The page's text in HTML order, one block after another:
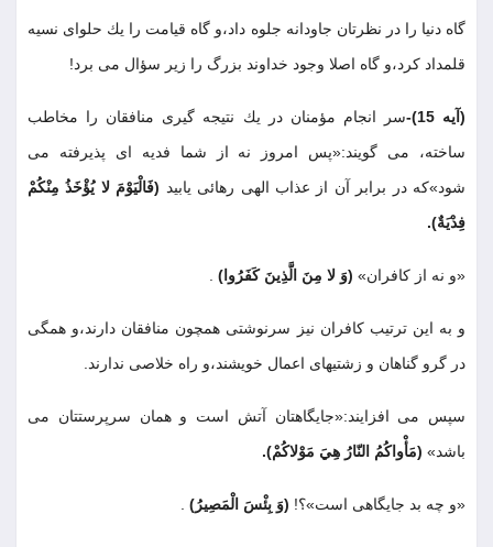
گاه دنيا را در نظرتان جاودانه جلوه داد،و گاه قيامت را يك حلواى نسيه
قلمداد كرد،و گاه اصلا وجود خداوند بزرگ را زير سؤال مى برد!
(آيه 15)-
سر انجام مؤمنان در يك نتيجه گيرى منافقان را مخاطب
ساخته، مى گويند:«پس امروز نه از شما فديه اى پذيرفته مى
شود»كه در برابر آن از عذاب الهى رهائى يابيد (فَالْيَوْمَ لا يُؤْخَذُ مِنْكُمْ
فِدْيَةٌ).
«و نه از كافران» (وَ لا مِنَ الَّذِينَ كَفَرُوا)
و به اين ترتيب كافران نيز سرنوشتى همچون منافقان دارند،و همگى
در گرو گناهان و زشتيهاى اعمال خويشند،و راه خلاصى ندارند
سپس مى افزايند:«جايگاهتان آتش است و همان سرپرستتان مى
باشد» (مَأْواكُمُ النّارُ هِيَ مَوْلاكُمْ).
«و چه بد جايگاهى است»؟! (وَ بِئْسَ الْمَصِيرُ)